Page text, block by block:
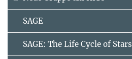
SAGE
SAGE: The Life Cycle of Stars